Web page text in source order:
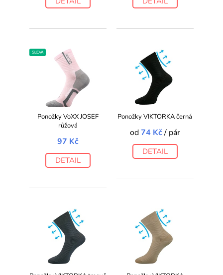
SLEVA
Ponožky VoXX JOSEF
růžová
97 Kč
DETAIL
Ponožky VIKTORKA černá
od74 Kč/ pár
DETAIL